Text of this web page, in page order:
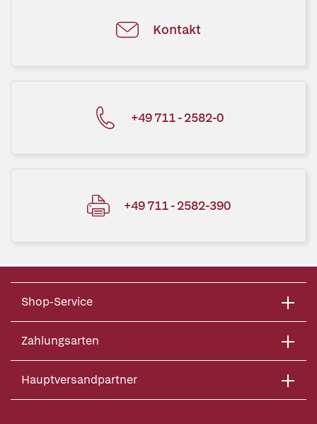
Kontakt
+49 711 - 2582-0
+49 711 - 2582-390
Shop-Service
Zahlungsarten
Hauptversandpartner